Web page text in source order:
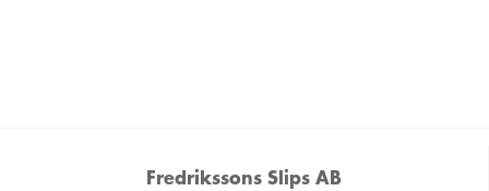
Fredrikssons Slips AB